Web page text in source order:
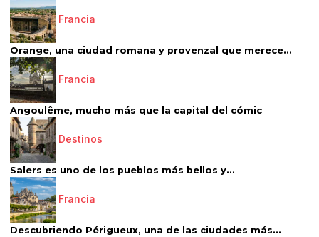
Francia
Orange, una ciudad romana y provenzal que merece...
Francia
Angoulême, mucho más que la capital del cómic
Destinos
Salers es uno de los pueblos más bellos y...
Francia
Descubriendo Périgueux, una de las ciudades más...